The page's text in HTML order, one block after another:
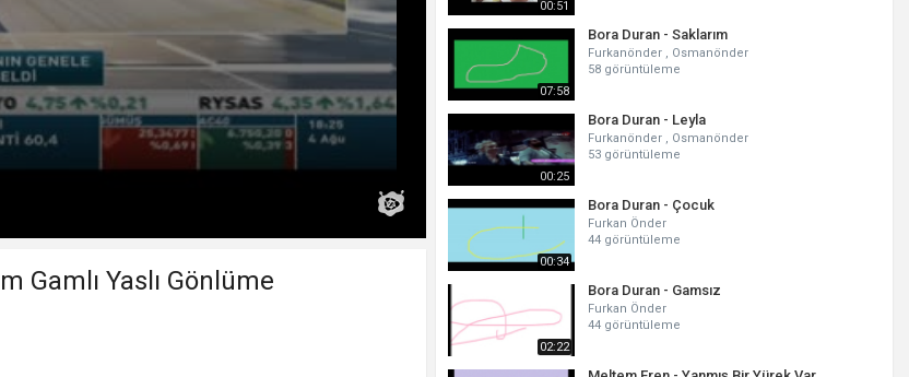
00:51
07:58
Bora Duran - Saklarım
Furkanönder , Osmanönder
58 görüntüleme
00:25
Bora Duran - Leyla
Furkanönder , Osmanönder
53 görüntüleme
00:34
Bora Duran - Çocuk
Furkan Önder
44 görüntüleme
02:22
Bora Duran - Gamsız
Furkan Önder
44 görüntüleme
Gamlı Yaslı Gönlüme